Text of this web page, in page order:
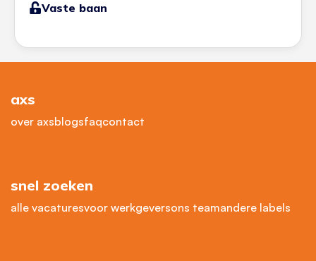
Vaste baan
axs
over axsblogsfaqcontact
snel zoeken
alle vacaturesvoor werkgeversons teamandere labels